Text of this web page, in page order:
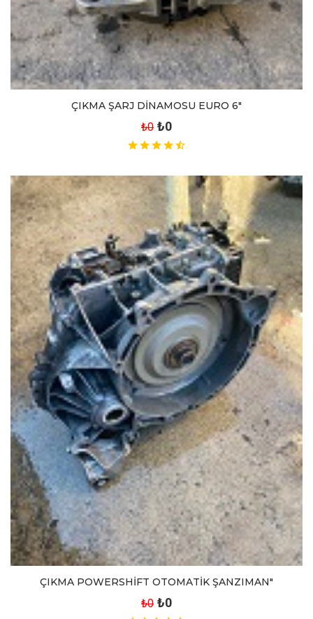
ÇIKMA ŞARJ DİNAMOSU EURO 6"
₺0 ₺0
ÇIKMA POWERSHİFT OTOMATİK ŞANZIMAN"
₺0 ₺0